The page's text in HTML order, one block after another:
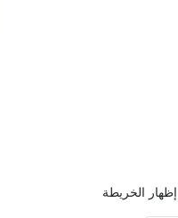
إظهار الخريطة